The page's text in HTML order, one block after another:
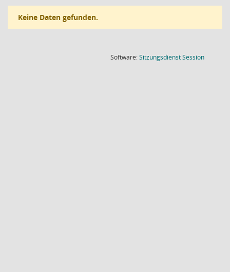
Keine Daten gefunden.
Software:SitzungsdienstSession(Wird in